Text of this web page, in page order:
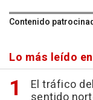
Contenido
Lo más leído
El tráfico